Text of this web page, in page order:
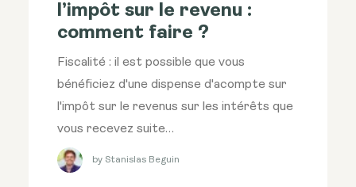
l’impôt sur le revenu :
comment faire ?
Fiscalité : il est possible que vous
bénéficiez d'une dispense d'acompte sur
l'impôt sur le revenus sur les intérêts que
vous recevez suite…
by Stanislas Beguin